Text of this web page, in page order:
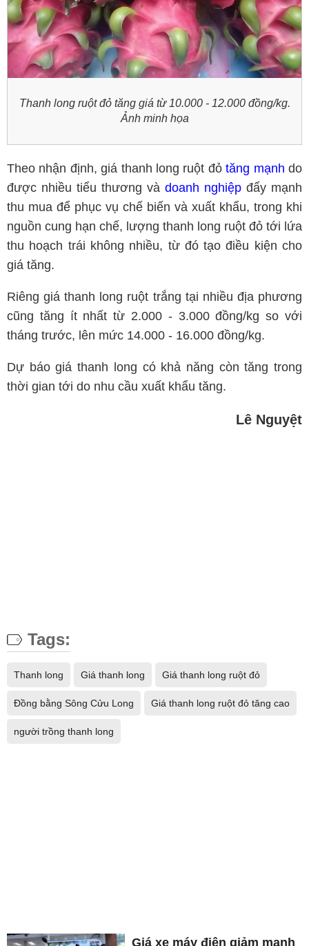
Thanh long ruột đỏ tăng giá từ 10.000 - 12.000 đồng/kg.
Ảnh minh họa
Theo nhận định, giá thanh long ruột đỏtăng mạnh do
được nhiều tiểu thương và doanh nghiệp đẩy mạnh
thu mua để phục vụ chế biến và xuất khẩu, trong khi
nguồn cung hạn chế, lượng thanh long ruột đỏ tới lứa
thu hoạch trái không nhiều, từ đó tạo điều kiện cho
giá tăng.
Riêng giá thanh long ruột trắng tại nhiều địa phương
cũng tăng ít nhất từ 2.000 - 3.000 đồng/kg so với
tháng trước, lên mức 14.000 - 16.000 đồng/kg.
Dự báo giá thanh long có khả năng còn tăng trong
thời gian tới do nhu cầu xuất khẩu tăng.
Lê Nguyệt
Tags:
Thanh long Giá thanh long Giá thanh long ruột đỏ
Ðồng bằng Sông Cửu Long Giá thanh long ruột đỏ tăng cao
người trồng thanh long
Giá xe máy điện giảm mạnh